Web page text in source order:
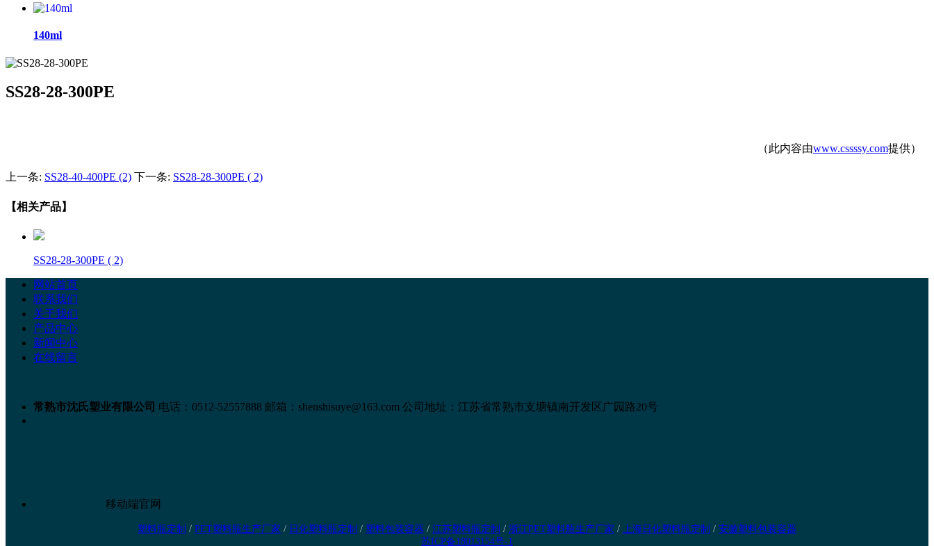
140ml
SS28-28-300PE
（此内容由www.cssssy.com提供）
上一条: SS28-40-400PE (2) 下一条: SS28-28-300PE ( 2)
【相关产品】
SS28-28-300PE ( 2)
网站首页
联系我们
关于我们
产品中心
新闻中心
在线留言
常熟市沈氏塑业有限公司 电话：0512-52557888 邮箱：shenshisuye@163.com 公司地址：江苏省常熟市支塘镇南开发区广园路20号
移动端官网
塑料瓶定制 / PET塑料瓶生产厂家 / 日化塑料瓶定制 / 塑料包装容器 / 江苏塑料瓶定制 / 浙江PET塑料瓶生产厂家 / 上海日化塑料瓶定制 / 安徽塑料包装容器
苏ICP备18013154号-1